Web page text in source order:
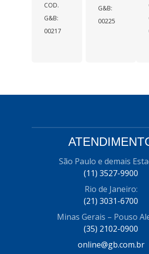
COD.
G&B:
00217
G&B:
00225
São Paulo e demais
(11) 3527-9900
Rio de Janeiro:
(21) 3031-6700
Minas Gerais – Pouso
(35) 2102-0900
online@gb.com.br